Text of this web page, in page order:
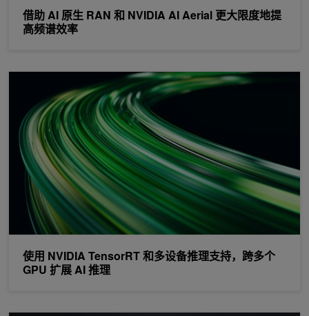
借助 AI 原生 RAN 和 NVIDIA AI Aerial 更大限度地提
高频谱效率
使用 NVIDIA TensorRT 和多设备推理支持，跨多个
GPU 扩展 AI 推理
使用 NVIDIA TensorRT 和多设备推理支持，跨多个 GPU 扩展 AI